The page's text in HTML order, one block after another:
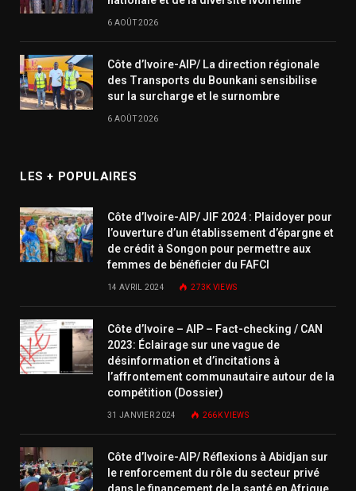
6 AOÛT 2026
Côte d’Ivoire-AIP/ La direction régionale
des Transports du Bounkani sensibilise
sur la surcharge et le surnombre
6 AOÛT 2026
LES + POPULAIRES
Côte d’Ivoire-AIP/ JIF 2024 : Plaidoyer pour
l’ouverture d’un établissement d’épargne et
de crédit à Songon pour permettre aux
femmes de bénéficier du FAFCI
14 AVRIL 2024 273K VIEWS
Côte d’Ivoire – AIP – Fact-checking / CAN
2023: Éclairage sur une vague de
désinformation et d’incitations à
l’affrontement communautaire autour de la
compétition (Dossier)
31 JANVIER 2024 266KVIEWS
Côte d’Ivoire-AIP/ Réflexions à Abidjan sur
le renforcement du rôle du secteur privé